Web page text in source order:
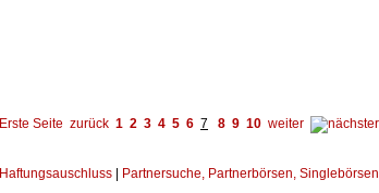
zurück 1 2 3 4 5 6 7 8 9 10 weiter
Haftungsauschluss Partnersuche, Partnerbörsen, Singlebörsen